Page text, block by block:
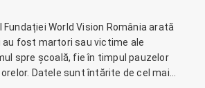
World Vision România arată
au fost martori sau victime ale
spre școală, fie în timpul pauzelor
Datele sunt întărite de cel mai…